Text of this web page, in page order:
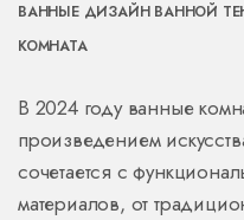
ВАННЫЕ ДИЗАЙН ВАННОЙ
КОМНАТА
В 2024 году ванные
произведением
сочетается с
материалов, от